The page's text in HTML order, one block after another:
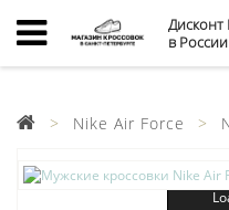
в России
Nike Air Force